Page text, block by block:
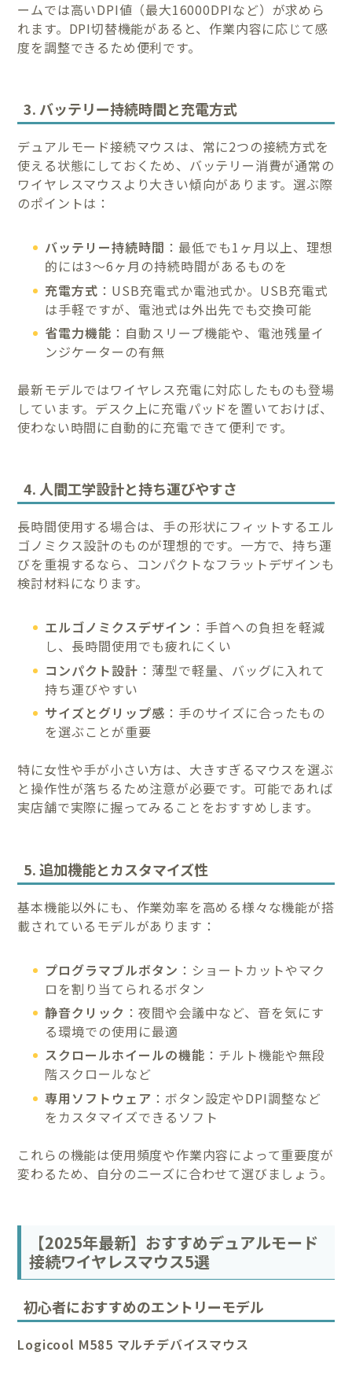
ームでは高いDPI値（最大16000DPIなど）が求めら
れます。DPI切替機能があると、作業内容に応じて感
度を調整できるため便利です。
3. バッテリー持続時間と充電方式
デュアルモード接続マウスは、常に2つの接続方式を
使える状態にしておくため、バッテリー消費が通常の
ワイヤレスマウスより大きい傾向があります。選ぶ際
のポイントは：
バッテリー持続時間 ：最低でも1ヶ月以上、理想
的には3〜6ヶ月の持続時間があるものを
充電方式 ：USB充電式か電池式か。USB充電式
は手軽ですが、電池式は外出先でも交換可能
省電力機能 ：自動スリープ機能や、電池残量イ
ンジケーターの有無
最新モデルではワイヤレス充電に対応したものも登場
しています。デスク上に充電パッドを置いておけば、
使わない時間に自動的に充電できて便利です。
4. 人間工学設計と持ち運びやすさ
長時間使用する場合は、手の形状にフィットするエル
ゴノミクス設計のものが理想的です。一方で、持ち運
びを重視するなら、コンパクトなフラットデザインも
検討材料になります。
エルゴノミクスデザイン ：手首への負担を軽減
し、長時間使用でも疲れにくい
コンパクト設計 ：薄型で軽量、バッグに入れて
持ち運びやすい
サイズとグリップ感 ：手のサイズに合ったもの
を選ぶことが重要
特に女性や手が小さい方は、大きすぎるマウスを選ぶ
と操作性が落ちるため注意が必要です。可能であれば
実店舗で実際に握ってみることをおすすめします。
5. 追加機能とカスタマイズ性
基本機能以外にも、作業効率を高める様々な機能が搭
載されているモデルがあります：
プログラマブルボタン ：ショートカットやマク
ロを割り当てられるボタン
静音クリック ：夜間や会議中など、音を気にす
る環境での使用に最適
スクロールホイールの機能 ：チルト機能や無段
階スクロールなど
専用ソフトウェア ：ボタン設定やDPI調整など
をカスタマイズできるソフト
これらの機能は使用頻度や作業内容によって重要度が
変わるため、自分のニーズに合わせて選びましょう。
【2025年最新】おすすめデュアルモード
接続ワイヤレスマウス5選
初心者におすすめのエントリーモデル
Logicool M585 マルチデバイスマウス